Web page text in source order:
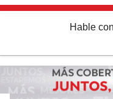
Hable